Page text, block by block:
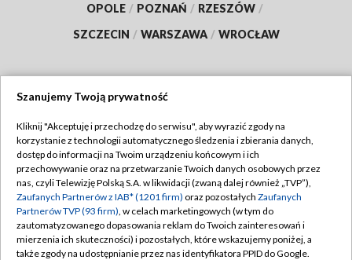
OPOLE / POZNAŃ / RZESZÓW /
SZCZECIN / WARSZAWA / WROCŁAW
TVP
Abonament TVP
Emisja w TVP
Centrum informacji TVP
Naziemna Telewizja Cyfrowa
Regulamin TVP
Polityka prywatności
Moje zgody
Pomoc
Szanujemy Twoją prywatność
Kliknij "Akceptuję i przechodzę do serwisu", aby wyrazić zgody na
korzystanie z technologii automatycznego śledzenia i zbierania danych,
dostęp do informacji na Twoim urządzeniu końcowym i ich
przechowywanie oraz na przetwarzanie Twoich danych osobowych przez
nas, czyli Telewizję Polską S.A. w likwidacji (zwaną dalej również „TVP”),
Zaufanych Partnerów z IAB* (1201 firm) oraz pozostałych Zaufanych
Partnerów TVP (93 firm), w celach marketingowych (w tym do
zautomatyzowanego dopasowania reklam do Twoich zainteresowań i
mierzenia ich skuteczności) i pozostałych, które wskazujemy poniżej, a
także zgody na udostępnianie przez nas identyfikatora PPID do Google.